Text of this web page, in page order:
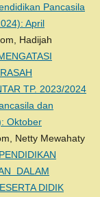
Pancasila
April
Hadijah
TP. 2023/2024
dan
Oktober
Netty Mewahaty
DALAM
DIDIK